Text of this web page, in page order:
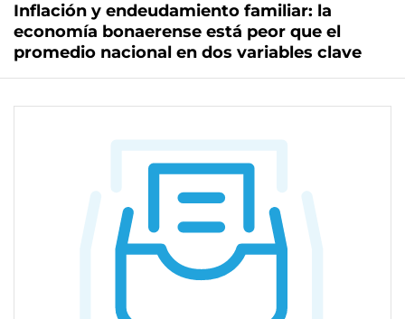
Inflación y endeudamiento familiar: la
economía bonaerense está peor que el
promedio nacional en dos variables clave